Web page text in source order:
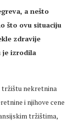
a nešto
što ovu situaciju
zdravije
je izrodila
tržištu nekretnina
i njihove cene
tržištima,